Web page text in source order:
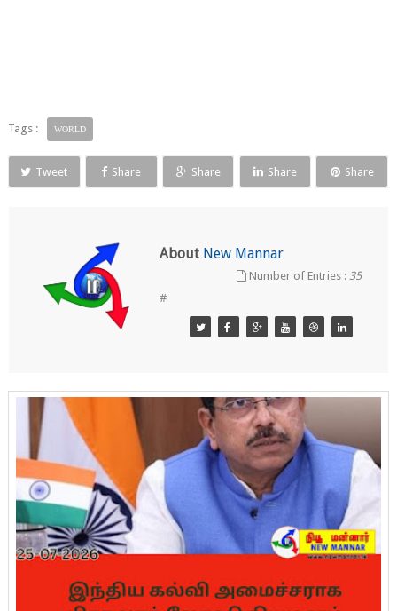
Tags : WORLD
Tweet Share Share Share Share
About New Mannar
Number of Entries : 35
#